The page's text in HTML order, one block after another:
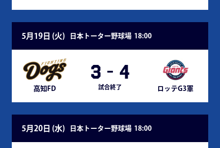
5月19日 (火) 日本トーター野球場 18:00
高知FD
3 - 4
試合終了 ロッテG3軍
5月20日 (水) 日本トーター野球場 18:00